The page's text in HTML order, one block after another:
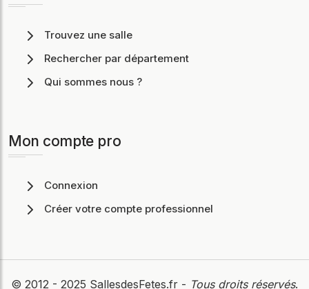
Trouvez une salle
Rechercher par département
Qui sommes nous ?
Mon compte pro
Connexion
Créer votre compte professionnel
© 2012 - 2025 SallesdesFetes.fr - Tous droits réservés.